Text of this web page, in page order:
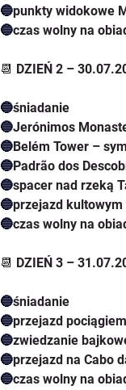
🔵punkty widokowe
🔵czas wolny na
📆 DZIEŃ 2 –
🔵śniadanie
🔵Jerónimos
🔵Belém Tower –
🔵Padrão dos
🔵spacer nad rzeką
🔵przejazd
🔵czas wolny na
📆 DZIEŃ 3 –
🔵śniadanie
🔵przejazd
🔵zwiedzanie
🔵przejazd na Cabo
🔵czas wolny na